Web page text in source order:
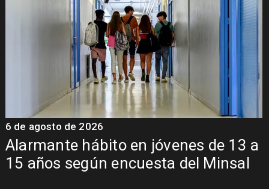
Aprueban creación del Parque
Sebastián Piñera con inversión de $4
6 de agosto de 2026